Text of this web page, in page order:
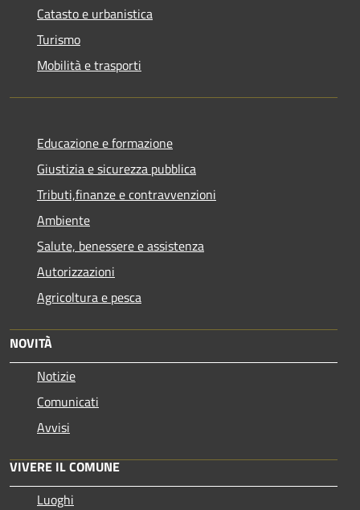
Catasto e urbanistica
Turismo
Mobilità e trasporti
Educazione e formazione
Giustizia e sicurezza pubblica
Tributi,finanze e contravvenzioni
Ambiente
Salute, benessere e assistenza
Autorizzazioni
Agricoltura e pesca
NOVITÀ
Notizie
Comunicati
Avvisi
VIVERE IL COMUNE
Luoghi